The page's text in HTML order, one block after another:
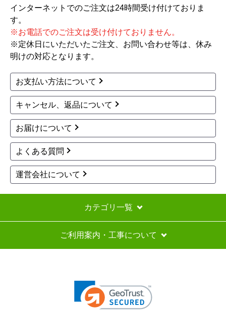
ちらから連絡した結果、設置予定日は購入から約1
繁忙期であることは理解します。が、ここまで日
数がかかるのであれば事前に連絡していただけれ
ば、他の選択肢を考えることができました。先延
ばしばかりされ、時間と体力を無駄にしてしまい
ました。
結局キャンセルし、自分で手配したところ4日後に
は設置できることになりました。
評価が良いのが本当に疑問。まったく実態が伴わ
ないお店です。
近年稀に見る対応の悪さでした。
欲しい商品をスムーズに注文できましたか？
インターネットでのご注文は24時間受け付けておりま
す。
※お電話でのご注文は受け付けておりません。
※定休日にいただいたご注文、お問い合わせ等は、休み
明けの対応となります。
お支払い方法について
キャンセル、返品について
お届けについて
よくある質問
運営会社について
カテゴリ一覧
ご利用案内・工事について